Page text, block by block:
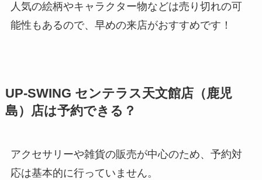
人気の絵柄やキャラクター物などは売り切れの可
能性もあるので、早めの来店がおすすめです！
UP‑SWING センテラス天文館店（鹿児
島）店は予約できる？
アクセサリーや雑貨の販売が中心のため、予約対
応は基本的に行っていません。